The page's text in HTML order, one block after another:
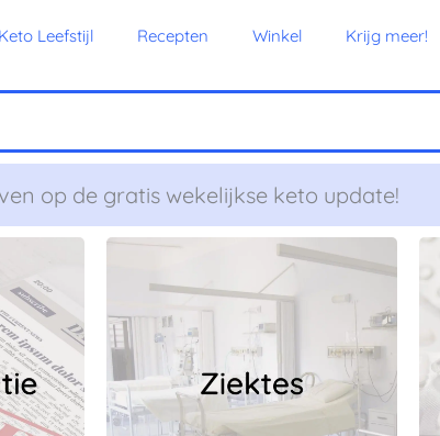
Keto Leefstijl Recepten Winkel Krijg meer!
op de gratis wekelijkse keto update!